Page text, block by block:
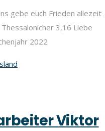
gebe euch Frieden allezeit
3,16 Liebe
2022
Viktor